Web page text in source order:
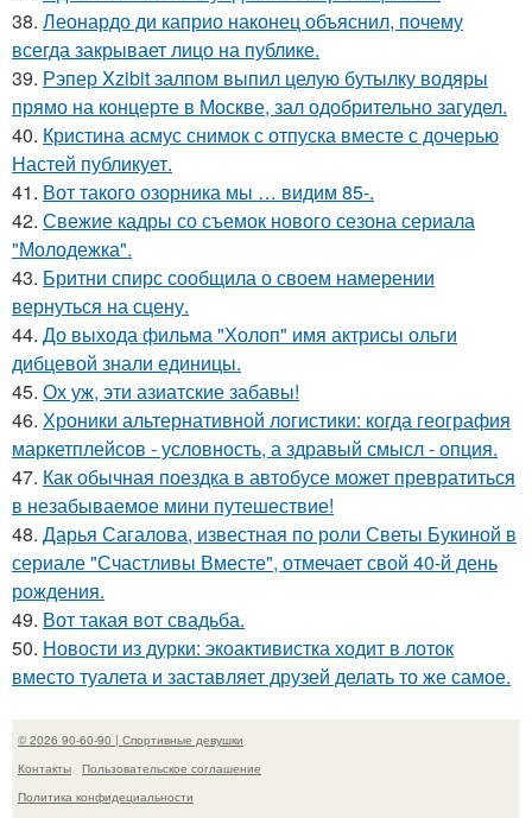
38. Леонардо ди каприо наконец объяснил, почему
всегда закрывает лицо на публике.
39. Рэпер Xzibit залпом выпил целую бутылку водяры
прямо на концерте в Москве, зал одобрительно загудел.
40. Кристина асмус снимок с отпуска вместе с дочерью
Настей публикует.
41. Вот такого озорника мы … видим 85-.
42. Свежие кадры со съемок нового сезона сериала
"Молодежка".
43. Бритни спирс сообщила о своем намерении
вернуться на сцену.
44. До выхода фильма "Холоп" имя актрисы ольги
дибцевой знали единицы.
45. Ох уж, эти азиатские забавы!
46. Хроники альтернативной логистики: когда география
маркетплейсов - условность, а здравый смысл - опция.
47. Как обычная поездка в автобусе может превратиться
в незабываемое мини путешествие!
48. Дарья Сагалова, известная по роли Светы Букиной в
сериале "Счастливы Вместе", отмечает свой 40-й день
рождения.
49. Вот такая вот свадьба.
50. Новости из дурки: экоактивистка ходит в лоток
вместо туалета и заставляет друзей делать то же самое.
© 2026 90-60-90 | Спортивные девушки
Контакты
Пользовательское соглашение
Политика конфидециальности